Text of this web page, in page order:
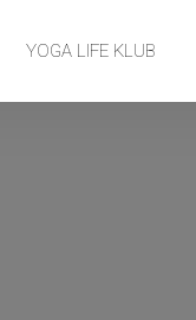
YOGA LIFE KLUB